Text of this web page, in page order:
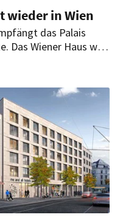
wieder in Wien
das Palais
Das Wiener Haus wird